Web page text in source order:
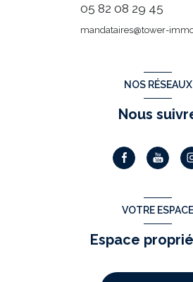
05 82 08 29 45
mandataires@tower-
NOS RÉSEAUX
Nous
VOTRE ESPACE
Espace